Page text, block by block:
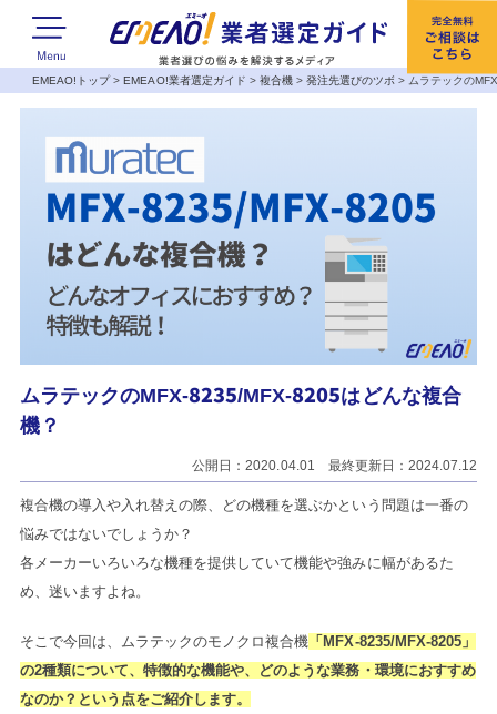
EMEAO!トップ>EMEAO!業者選定ガイド > 複合機> 発注先選びのツボ > ムラテックの
ムラテックのMFX-8235/MFX-8205はどんな複合
機？
公開日：2020.04.01 最終更新日：2024.07.12
複合機の導入や入れ替えの際、どの機種を選ぶかという問題は一番の
悩みではないでしょうか？
各メーカーいろいろな機種を提供していて機能や強みに幅があるた
め、迷いますよね。
そこで今回は、ムラテックのモノクロ複合機 「MFX-8235/MFX-8205」
の2種類について、特徴的な機能や、どのような業務・環境におすすめ
なのか？という点をご紹介します。